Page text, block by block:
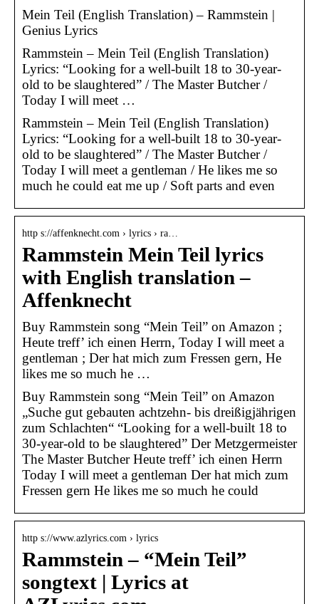
Mein Teil (English Translation) – Rammstein |
Genius Lyrics
Rammstein – Mein Teil (English Translation)
Lyrics: “Looking for a well-built 18 to 30-year-
old to be slaughtered” / The Master Butcher /
Today I will meet …
Rammstein – Mein Teil (English Translation)
Lyrics: “Looking for a well-built 18 to 30-year-
old to be slaughtered” / The Master Butcher /
Today I will meet a gentleman / He likes me so
much he could eat me up / Soft parts and even
http s://affenknecht.com › lyrics › ra…
Rammstein Mein Teil lyrics
with English translation –
Affenknecht
Buy Rammstein song “Mein Teil” on Amazon ;
Heute treff’ ich einen Herrn, Today I will meet a
gentleman ; Der hat mich zum Fressen gern, He
likes me so much he …
Buy Rammstein song “Mein Teil” on Amazon
„Suche gut gebauten achtzehn- bis dreißigjährigen
zum Schlachten“ “Looking for a well-built 18 to
30-year-old to be slaughtered” Der Metzgermeister
The Master Butcher Heute treff’ ich einen Herrn
Today I will meet a gentleman Der hat mich zum
Fressen gern He likes me so much he could
http s://www.azlyrics.com › lyrics
Rammstein – “Mein Teil”
songtext | Lyrics at